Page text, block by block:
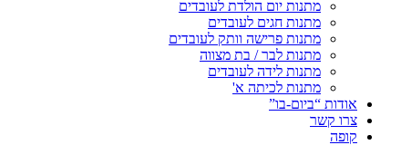
מתנות יום הולדת לעובדים
מתנות חגים לעובדים
מתנות פרישה וותק לעובדים
מתנות לבר / בת מצווה
מתנות לידה לעובדים
מתנות לכיתה א'
אודות “ביום-בו”
צרו קשר
קופה